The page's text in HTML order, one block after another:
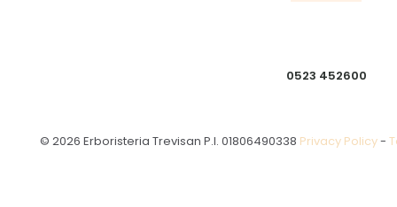
0523 452600
© 2026 Erboristeria Trevisan P.I. 01806490338 Privacy Policy-